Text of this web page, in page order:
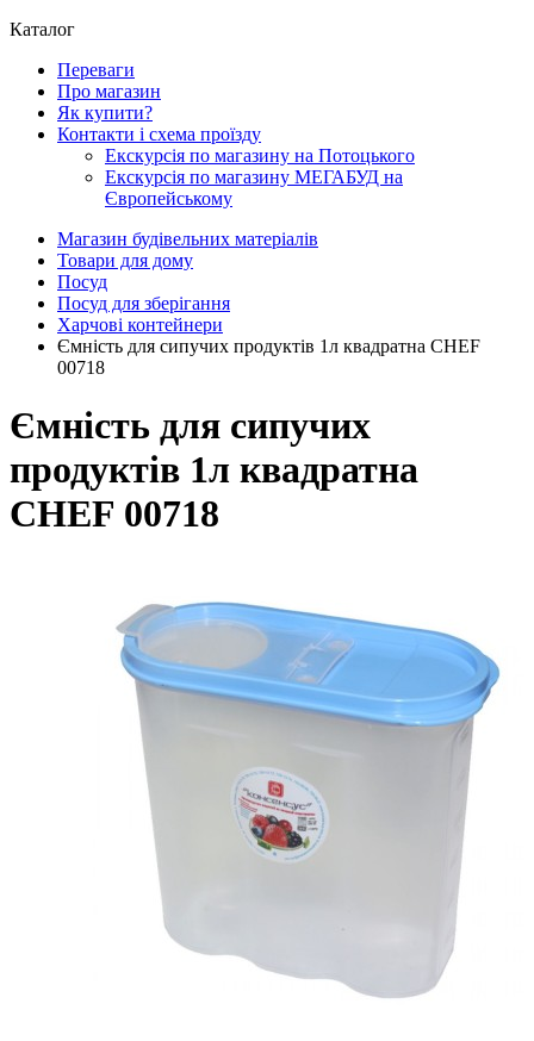
Каталог
Переваги
Про магазин
Як купити?
Контакти і схема проїзду
Екскурсія по магазину на Потоцького
Екскурсія по магазину МЕГАБУД на
Європейському
Магазин будівельних матеріалів
Товари для дому
Посуд
Посуд для зберігання
Харчові контейнери
Ємність для сипучих продуктів 1л квадратна CHEF
00718
Ємність для сипучих
продуктів 1л квадратна
CHEF 00718